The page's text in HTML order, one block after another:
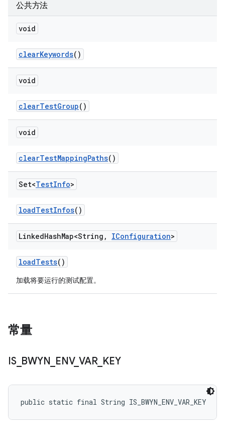
公共方法
void
clearKeywords()
void
clearTestGroup()
void
clearTestMappingPaths()
Set<TestInfo>
loadTestInfos()
LinkedHashMap<String , IConfiguration>
loadTests()
加载将要运行的测试配置。
常量
IS_ BWYN ENV_ VAR_ KEY
public static final String IS_BWYN_ENV_VAR_KEY